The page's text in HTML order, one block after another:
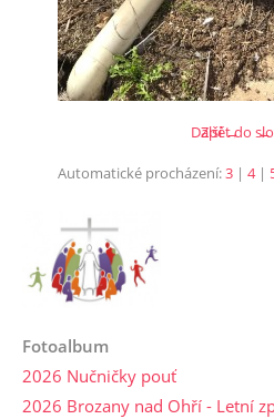
←
Další →
Zpět do
Automatické procházení:3 | 4|
Fotoalbum
2026 Nučničky pouť
2026 Brozany nad Ohří - Letní